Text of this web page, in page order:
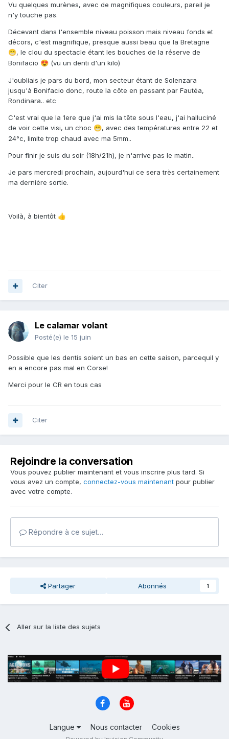
Vu quelques murènes, avec de magnifiques couleurs, pareil je
n'y touche pas.
Décevant dans l'ensemble niveau poisson mais niveau fonds et
décors, c'est magnifique, presque aussi beau que la Bretagne
😁, le clou du spectacle étant les bouches de la réserve de
Bonifacio 😍 (vu un denti d'un kilo)
J'oubliais je pars du bord, mon secteur étant de Solenzara
jusqu'à Bonifacio donc, route la côte en passant par Fautéa,
Rondinara.. etc
C'est vrai que la 1ere que j'ai mis la tête sous l'eau, j'ai halluciné
de voir cette visi, un choc 😁, avec des températures entre 22 et
24°c, limite trop chaud avec ma 5mm..
Pour finir je suis du soir (18h/21h), je n'arrive pas le matin..
Je pars mercredi prochain, aujourd'hui ce sera très certainement
ma dernière sortie.
Voilà, à bientôt 👍
Citer
Le calamar volant
Posté(e) le 15 juin
Possible que les dentis soient un bas en cette saison, parcequil y
en a encore pas mal en Corse!
Merci pour le CR en tous cas
Citer
Rejoindre la conversation
Vous pouvez publier maintenant et vous inscrire plus tard. Si
vous avez un compte, connectez-vous maintenant pour publier
avec votre compte.
Répondre à ce sujet…
Partager Abonnés 1
Aller sur la liste des sujets
Langue Nous contacter Cookies